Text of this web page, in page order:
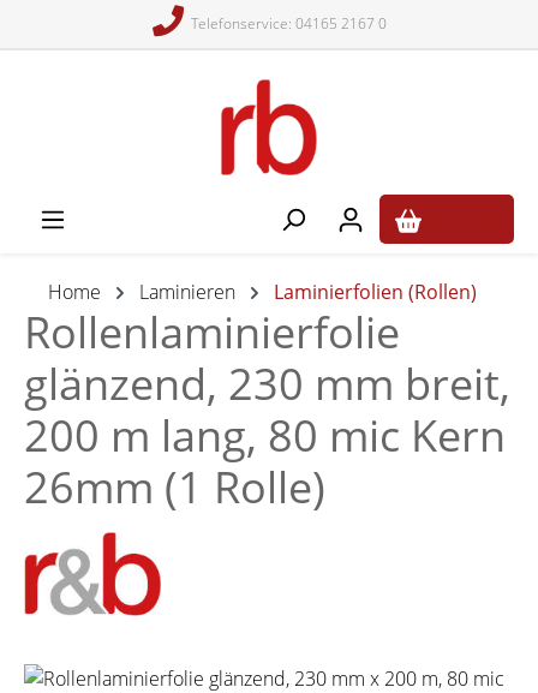
Telefonservice: 04165 2167 0
Home Laminieren Laminierfolien (Rollen)
Rollenlaminierfolie
glänzend, 230 mm breit,
200 m lang, 80 mic Kern
26mm (1 Rolle)
Bildergalerie überspringen